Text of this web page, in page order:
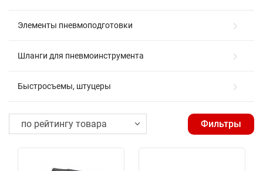
Элементы пневмоподготовки
Шланги для пневмоинструмента
Быстросъемы, штуцеры
Фильтры